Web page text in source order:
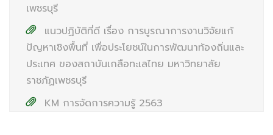
เพชรบุรี
แนวปฏิบัติที่ดี เรื่อง การบูรณาการงานวิจัยแก้
ปัญหาเชิงพื้นที่ เพื่อประโยชน์ในการพัฒนาท้องถิ่นและ
ประเทศ ของสถาบันเกลือทะเลไทย มหาวิทยาลัย
ราชภัฏเพชรบุรี
KM การจัดการความรู้ 2563